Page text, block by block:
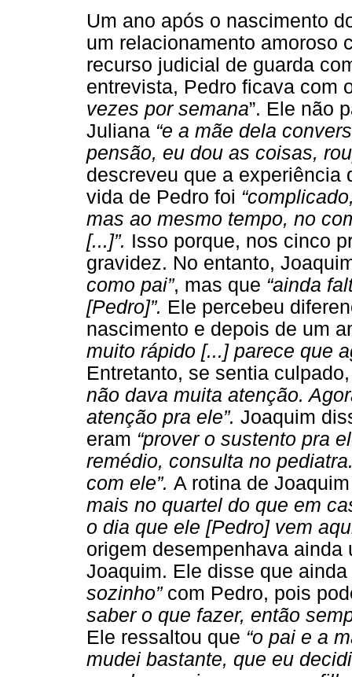
Um ano após o nascimento
um relacionamento amoroso
recurso judicial de guarda
entrevista, Pedro ficava com
vezes por semana”. Ele não
Juliana “e a mãe dela
pensão, eu dou as coisas,
descreveu que a experiência
vida de Pedro foi
mas ao mesmo tempo, no
[...]”. Isso porque, nos cinco
gravidez. No entanto,
como pai”, mas que “ainda
[Pedro]”. Ele percebeu
nascimento e depois de um
muito rápido [...] parece que
Entretanto, se sentia
não dava muita atenção.
atenção pra ele”. Joaquim
eram “prover o sustento pra
remédio, consulta no
com ele”. A rotina de
mais no quartel do que em
o dia que ele [Pedro] vem
origem desempenhava
Joaquim. Ele disse que ainda
sozinho”com Pedro, pois
saber o que fazer, então
Ele ressaltou que “o pai e a
mudei bastante, que eu